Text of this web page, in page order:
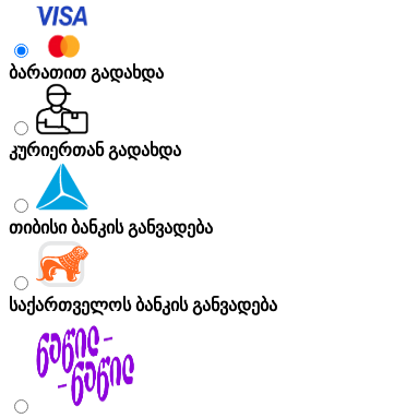
ბარათით გადახდა
კურიერთან გადახდა
თიბისი ბანკის განვადება
საქართველოს ბანკის განვადება